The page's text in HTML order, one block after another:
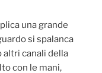
una grande
si spalanca
canali della
con le mani,